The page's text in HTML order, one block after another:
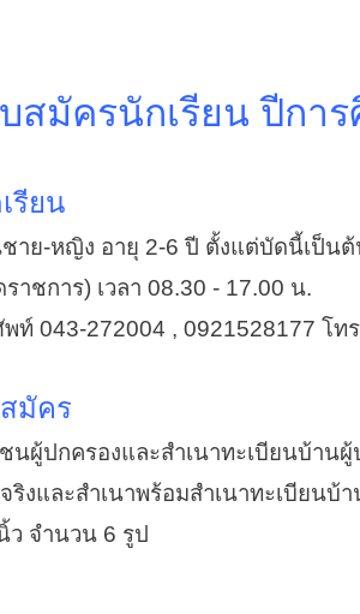
สมัครนักเรียน ปีกา
รียน
ย-หญิง อายุ 2-6 ปี ตั้งแต่บัดนี้เป็นต้
ชการ) เวลา 08.30 - 17.00 น.
043-272004 , 0921528177 โทร
มัคร
ผู้ปกครองและสำเนาทะเบียนบ้านผู้
งและสำเนาพร้อมสำเนาทะเบียนบ้า
จำนวน 6 รูป